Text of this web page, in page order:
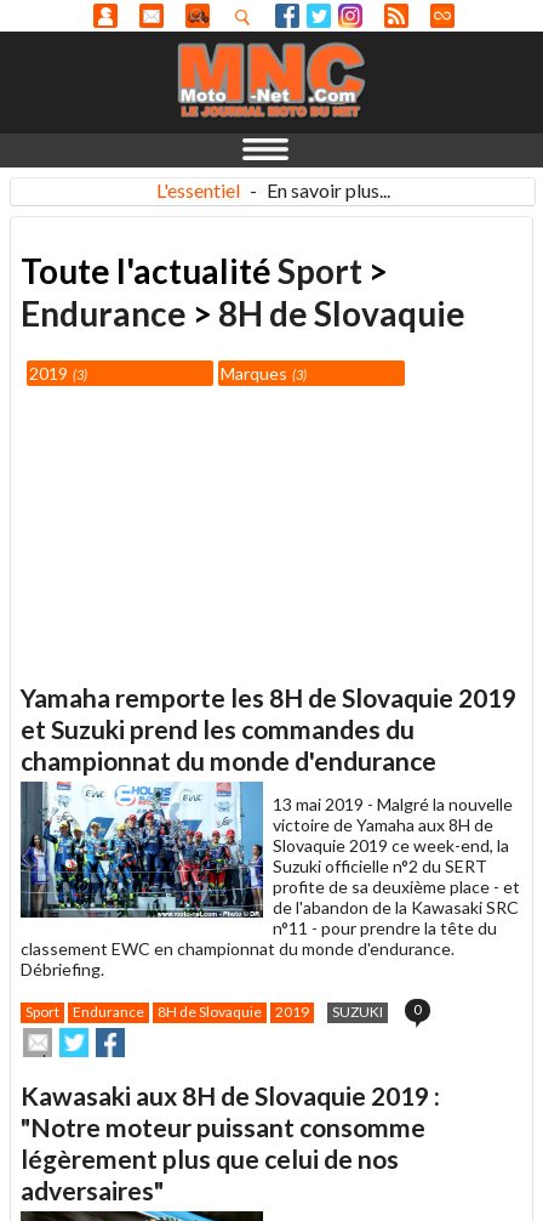
L'essentiel - En savoir plus...
Toute l'actualitéSport >
Endurance > 8H de Slovaquie
2019 3 Marques 3
Yamaha remporte les 8H de Slovaquie 2019
et Suzuki prend les commandes du
championnat du monde d'endurance
13 mai 2019 - Malgré la nouvelle
victoire de Yamaha aux 8H de
Slovaquie 2019 ce week-end, la
Suzuki officielle n°2 du SERT
profite de sa deuxième place - et
de l'abandon de la Kawasaki SRC
n°11 - pour prendre la tête du
classement EWC en championnat du monde d'endurance.
Débriefing.
Sport Endurance 8H de Slovaquie 2019 SUZUKI 0
Envoyer
cet
à
un
ami
Partager
sur
sur
Kawasaki aux 8H de Slovaquie 2019 :
"Notre moteur puissant consomme
légèrement plus que celui de nos
adversaires"